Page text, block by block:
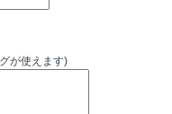
が使えます)